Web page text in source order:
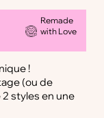
Remade
with Love
!
(ou de
styles en une